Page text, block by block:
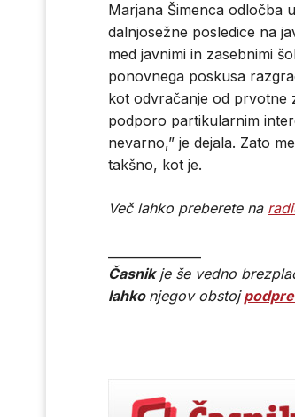
Marjana Šimenca odločba
dalnjosežne posledice na
med javnimi in zasebnimi
ponovnega poskusa
kot odvračanje od prvotne
podporo partikularnim
nevarno,” je dejala. Zato
takšno, kot je.
Več lahko preberete na
Časnikje še vedno
lahko njegov obstoj